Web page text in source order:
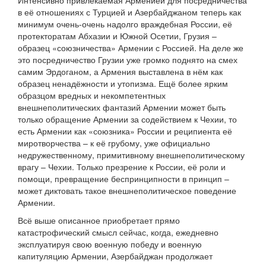
в её отношениях с Турцией и Азербайджаном теперь как
минимум очень-очень надолго враждебная России, её
протекторатам Абхазии и Южной Осетии, Грузия –
образец «союзничества» Армении с Россией. На деле же
это посредничество Грузии уже громко поднято на смех
самим Эрдоганом, а Армения выставлена в нём как
образец ненадёжности и утопизма. Ещё более ярким
образцом вредных и некомпетентных
внешнеполитических фантазий Армении может быть
только обращение Армении за содействием к Чехии, то
есть Армении как «союзника» России и реципиента её
миротворчества – к её грубому, уже официально
недружественному, примитивному внешнеполитическому
врагу – Чехии. Только презрение к России, её роли и
помощи, превращение беспринципности в принцип –
может диктовать такое внешнеполитическое поведение
Армении.
Всё выше описанное приобретает прямо
катастрофический смысл сейчас, когда, ежедневно
эксплуатируя свою военную победу и военную
капитуляцию Армении, Азербайджан продолжает